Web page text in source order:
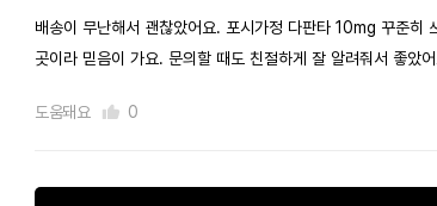
배송이 무난해서 괜찮았어요. 포시가정 다판타 10mg 꾸준히
곳이라 믿음이 가요. 문의할 때도 친절하게 잘 알려줘서 좋았
도움돼요 0